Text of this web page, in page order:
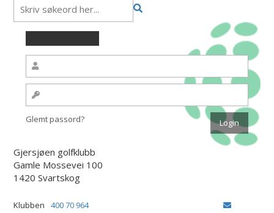
Glemt passord?
Gjersjøen golfklubb
Gamle Mossevei 100
1420 Svartskog
Klubben 400 70 964